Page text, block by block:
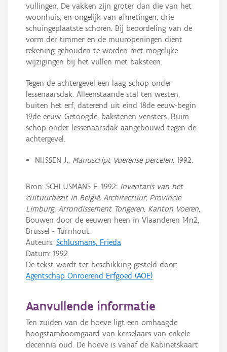
vullingen. De vakken zijn groter dan die van het
woonhuis, en ongelijk van afmetingen; drie
schuingeplaatste schoren. Bij beoordeling van de
vorm der timmer en de muuropeningen dient
rekening gehouden te worden met mogelijke
wijzigingen bij het vullen met baksteen.
Tegen de achtergevel een laag schop onder
lessenaarsdak. Alleenstaande stal ten westen,
buiten het erf, daterend uit eind 18de eeuw-begin
19de eeuw. Getoogde, bakstenen vensters. Ruim
schop onder lessenaarsdak aangebouwd tegen de
achtergevel.
NIJSSEN J.,Manuscript Voerense percelen,1992.
Bron: SCHLUSMANS F. 1992: Inventaris van het
cultuurbezit in België, Architectuur, Provincie
Limburg, Arrondissement Tongeren, Kanton Voeren,
Bouwen door de eeuwen heen in Vlaanderen 14n2,
Brussel - Turnhout.
Auteurs: Schlusmans, Frieda
Datum: 1992
De tekst wordt ter beschikking gesteld door:
Agentschap Onroerend Erfgoed (AOE)
Aanvullende informatie
Ten zuiden van de hoeve ligt een omhaagde
hoogstamboomgaard van kerselaars van enkele
decennia oud. De hoeve is vanaf de Kabinetskaart